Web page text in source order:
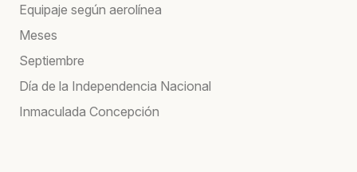
Equipaje según aerolínea
Meses
Septiembre
Día de la Independencia Nacional
Inmaculada Concepción